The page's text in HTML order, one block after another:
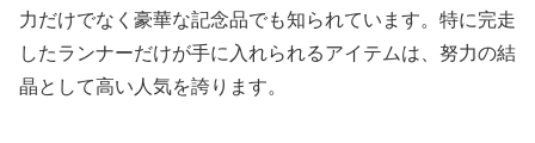
力だけでなく豪華な記念品でも知られています。特に完走
したランナーだけが手に入れられるアイテムは、努力の結
晶として高い人気を誇ります。